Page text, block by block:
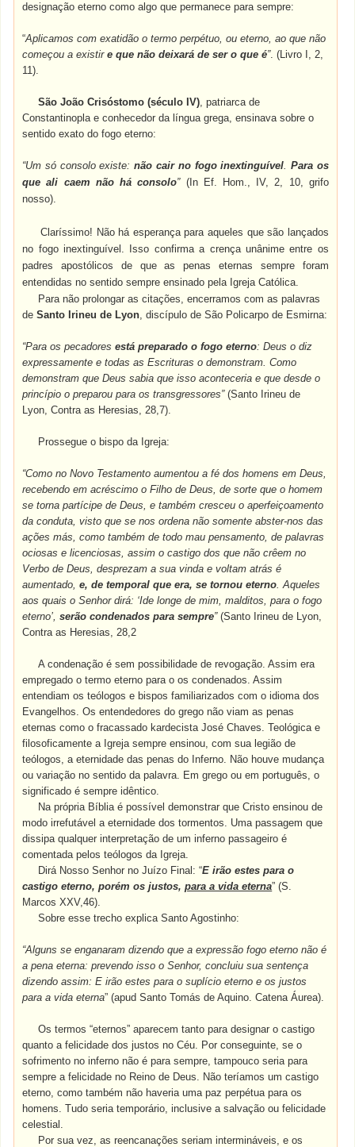
designação eterno como algo que permanece para sempre:
“Aplicamos com exatidão o termo perpétuo, ou eterno, ao que não
começou a existire que não deixará de ser o que é”. (Livro I, 2,
11).
São João Crisóstomo (século IV), patriarca de
Constantinopla e conhecedor da língua grega, ensinava sobre o
sentido exato do fogo eterno:
“Um só consolo existe:não cair no fogo inextinguível.Para os
que ali caem não há consolo”(In Ef. Hom., IV, 2, 10, grifo
nosso).
Claríssimo! Não há esperança para aqueles que são lançados
no fogo inextinguível. Isso confirma a crença unânime entre os
padres apostólicos de que as penas eternas sempre foram
entendidas no sentido sempre ensinado pela Igreja Católica.
Para não prolongar as citações, encerramos com as palavras
deSanto Irineu de Lyon, discípulo de São Policarpo de Esmirna:
“Para os pecadoresestá preparado o fogo eterno: Deus o diz
expressamente e todas as Escrituras o demonstram. Como
demonstram que Deus sabia que isso aconteceria e que desde o
princípio o preparou para os transgressores”(Santo Irineu de
Lyon, Contra as Heresias, 28,7).
Prossegue o bispo da Igreja:
“Como no Novo Testamento aumentou a fé dos homens em Deus,
recebendo em acréscimo o Filho de Deus, de sorte que o homem
se torna partícipe de Deus, e também cresceu o aperfeiçoamento
da conduta, visto que se nos ordena não somente abster-nos das
ações más, como também de todo mau pensamento, de palavras
ociosas e licenciosas, assim o castigo dos que não crêem no
Verbo de Deus, desprezam a sua vinda e voltam atrás é
aumentado,e, de temporal que era, se tornou eterno. Aqueles
aos quais o Senhor dirá: ‘Ide longe de mim, malditos, para o fogo
eterno’,serão condenados para sempre”(Santo Irineu de Lyon,
Contra as Heresias, 28,2
A condenação é sem possibilidade de revogação. Assim era
empregado o termo eterno para o os condenados. Assim
entendiam os teólogos e bispos familiarizados com o idioma dos
Evangelhos. Os entendedores do grego não viam as penas
eternas como o fracassado kardecista José Chaves. Teológica e
filosoficamente a Igreja sempre ensinou, com sua legião de
teólogos, a eternidade das penas do Inferno. Não houve mudança
ou variação no sentido da palavra. Em grego ou em português, o
significado é sempre idêntico.
Na própria Bíblia é possível demonstrar que Cristo ensinou de
modo irrefutável a eternidade dos tormentos. Uma passagem que
dissipa qualquer interpretação de um inferno passageiro é
comentada pelos teólogos da Igreja.
Dirá Nosso Senhor no Juízo Final: “E irão estes para o
castigo eterno, porém os justos,para a vida eterna” (S.
Marcos XXV,46).
Sobre esse trecho explica Santo Agostinho:
“Alguns se enganaram dizendo que a expressão fogo eterno não é
a pena eterna: prevendo isso o Senhor, concluiu sua sentença
dizendo assim: E irão estes para o suplício eterno e os justos
para a vida eterna” (apud Santo Tomás de Aquino. Catena Áurea).
Os termos “eternos” aparecem tanto para designar o castigo
quanto a felicidade dos justos no Céu. Por conseguinte, se o
sofrimento no inferno não é para sempre, tampouco seria para
sempre a felicidade no Reino de Deus. Não teríamos um castigo
eterno, como também não haveria uma paz perpétua para os
homens. Tudo seria temporário, inclusive a salvação ou felicidade
celestial.
Por sua vez, as reencanações seriam intermináveis, e os